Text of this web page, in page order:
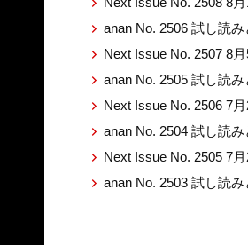
anan No. 2506 試し読み
Next Issue No. 2507 8
anan No. 2505 試し読み
Next Issue No. 2506 7
anan No. 2504 試し読み
Next Issue No. 2505 7
anan No. 2503 試し読み